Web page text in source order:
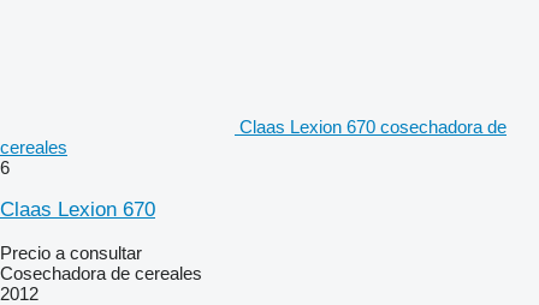
Claas Lexion 670 cosechadora de
cereales
6
Claas Lexion 670
Precio a consultar
Cosechadora de cereales
2012